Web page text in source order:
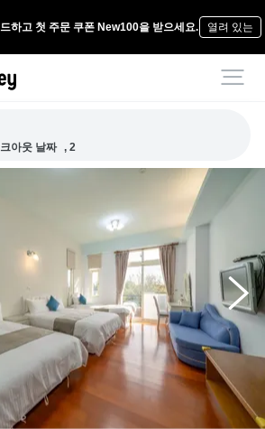
하고 첫 주문 쿠폰 New100을 받으세요. 열려 있는
아웃 날짜 , 2